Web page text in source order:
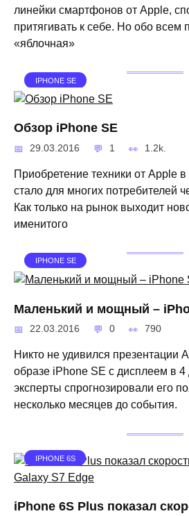
линейки смартфонов от Apple,
притягивать к себе. Но обо всем
«яблочная»
IPHONE SE
Обзор iPhone SE
29.03.2016 1 1.2k.
Приобретение техники от Apple
стало для многих потребителей
Как только на рынок выходит
именитого
IPHONE SE
Маленький и мощный –
22.03.2016 0 790
Никто не удивился презентации
образе iPhone SE с дисплеем в
эксперты спрогнозировали его
несколько месяцев до события.
IPHONE 6S
iPhone 6S Plus показал